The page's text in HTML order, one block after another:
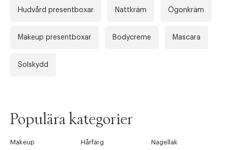
Hudvård presentboxar Nattkräm Ögonkräm
Makeup presentboxar Bodycreme Mascara
Solskydd
Populära kategorier
Makeup Hårfärg
Nagellak